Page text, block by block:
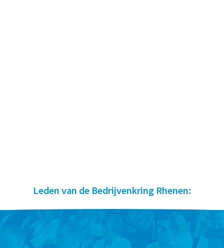
Leden van de Bedrijvenkring Rhenen: